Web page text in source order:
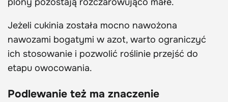
Jeżeli cukinia została mocno nawożona
nawozami bogatymi w azot, warto ograniczyć
ich stosowanie i pozwolić roślinie przejść do
etapu owocowania.
Podlewanie też ma znaczenie